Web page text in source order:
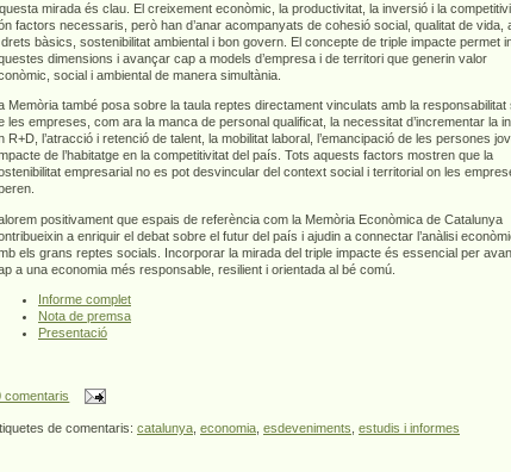
mirada és clau. El creixement econòmic, la productivitat, la inversió i la
factors necessaris, però han d’anar acompanyats de cohesió social, qualitat de vida,
bàsics, sostenibilitat ambiental i bon govern. El concepte de triple impacte permet
dimensions i avançar cap a models d’empresa i de territori que generin valor
social i ambiental de manera simultània.
Memòria també posa sobre la taula reptes directament vinculats amb la responsabilitat
les empreses, com ara la manca de personal qualificat, la necessitat d’incrementar la
R+D, l’atracció i retenció de talent, la mobilitat laboral, l’emancipació de les persones
de l’habitatge en la competitivitat del país. Tots aquests factors mostren que la
empresarial no es pot desvincular del context social i territorial on les
positivament que espais de referència com la Memòria Econòmica de Catalunya
a enriquir el debat sobre el futur del país i ajudin a connectar l’anàlisi
els grans reptes socials. Incorporar la mirada del triple impacte és essencial per
a una economia més responsable, resilient i orientada al bé comú.
Informe complet
Nota de premsa
Presentació
comentaris
de comentaris: catalunya economia esdeveniments estudis i informes